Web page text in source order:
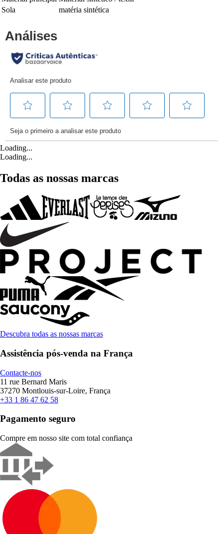
Sola
matéria sintética
Loading...
Loading...
Todas as nossas marcas
Descubra todas as nossas marcas
Assistência pós-venda na França
Contacte-nos
11 rue Bernard Maris
37270 Montlouis-sur-Loire, França
+33 1 86 47 62 58
Pagamento seguro
Compre em nosso site com total confiança